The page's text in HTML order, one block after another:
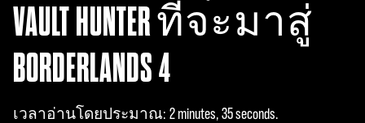
VAULT HUNTER ที่จะมาสู่
BORDERLANDS 4
เวลาอ่านโดยประมาณ 2 minutes, 35 seconds